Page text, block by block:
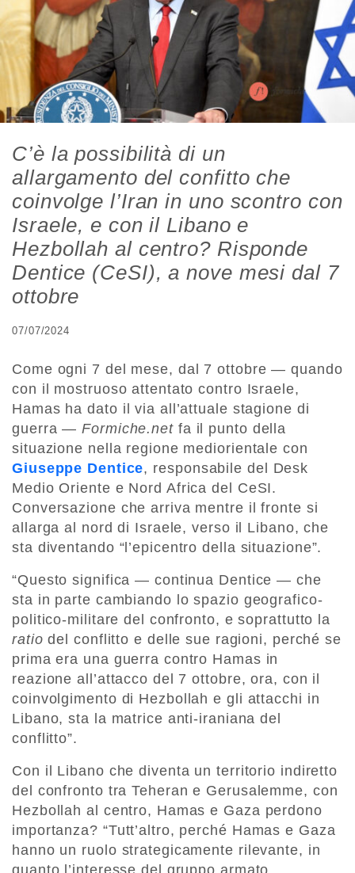
C’è la possibilità di un
allargamento del confitto che
coinvolge l’Iran in uno scontro con
Israele, e con il Libano e
Hezbollah al centro? Risponde
Dentice (CeSI), a nove mesi dal 7
ottobre
07/07/2024
Come ogni 7 del mese, dal 7 ottobre — quando
con il mostruoso attentato contro Israele,
Hamas ha dato il via all’attuale stagione di
guerra —Formiche.netfa il punto della
situazione nella regione mediorientale con
Giuseppe Dentice, responsabile del Desk
Medio Oriente e Nord Africa del CeSI.
Conversazione che arriva mentre il fronte si
allarga al nord di Israele, verso il Libano, che
sta diventando “l’epicentro della situazione”.
“Questo significa — continua Dentice — che
sta in parte cambiando lo spazio geografico-
politico-militare del confronto, e soprattutto la
ratio del conflitto e delle sue ragioni, perché se
prima era una guerra contro Hamas in
reazione all’attacco del 7 ottobre, ora, con il
coinvolgimento di Hezbollah e gli attacchi in
Libano, sta la matrice anti-iraniana del
conflitto”.
Con il Libano che diventa un territorio indiretto
del confronto tra Teheran e Gerusalemme, con
Hezbollah al centro, Hamas e Gaza perdono
importanza? “Tutt’altro, perché Hamas e Gaza
hanno un ruolo strategicamente rilevante, in